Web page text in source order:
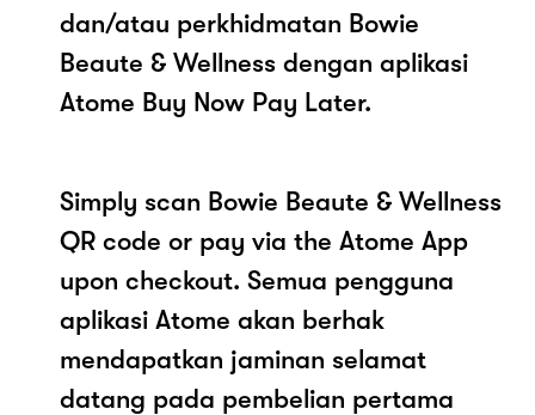
dan/atau perkhidmatan Bowie
Beaute & Wellness dengan aplikasi
Atome Buy Now Pay Later.
Simply scan Bowie Beaute & Wellness
QR code or pay via the Atome App
upon checkout. Semua pengguna
aplikasi Atome akan berhak
mendapatkan jaminan selamat
datang pada pembelian pertama